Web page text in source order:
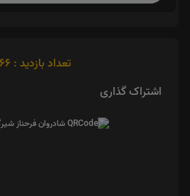
تعداد بازدید : 366
اشتراک گذاری